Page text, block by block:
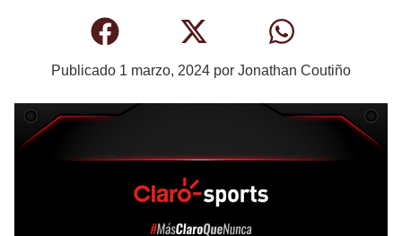
Publicado 1 marzo, 2024 por Jonathan Coutiño